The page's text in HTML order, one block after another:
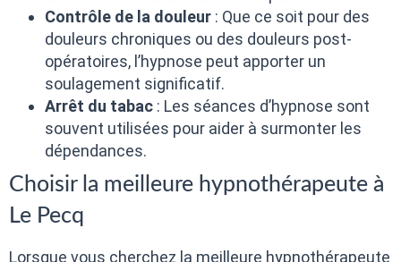
Contrôle de la douleur : Que ce soit pour des
douleurs chroniques ou des douleurs post-
opératoires, l’hypnose peut apporter un
soulagement significatif.
Arrêt du tabac : Les séances d’hypnose sont
souvent utilisées pour aider à surmonter les
dépendances.
Choisir la meilleure hypnothérapeute à
Le Pecq
Lorsque vous cherchez la meilleure hypnothérapeute